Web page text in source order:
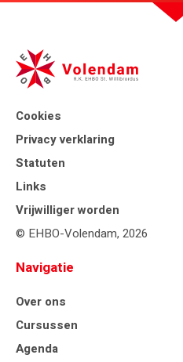
Cookies
Privacy verklaring
Statuten
Links
Vrijwilliger worden
© EHBO-Volendam, 2026
Navigatie
Over ons
Cursussen
Agenda